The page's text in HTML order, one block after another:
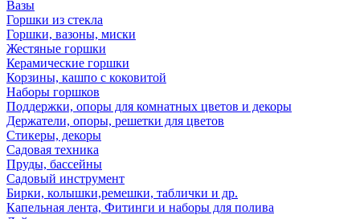
Вазы
Горшки из стекла
Горшки, вазоны, миски
Жестяные горшки
Керамические горшки
Корзины, кашпо с коковитой
Наборы горшков
Поддержки, опоры для комнатных цветов и декоры
Держатели, опоры, решетки для цветов
Стикеры, декоры
Садовая техника
Пруды, бассейны
Садовый инструмент
Бирки, колышки,ремешки, таблички и др.
Капельная лента, Фитинги и наборы для полива